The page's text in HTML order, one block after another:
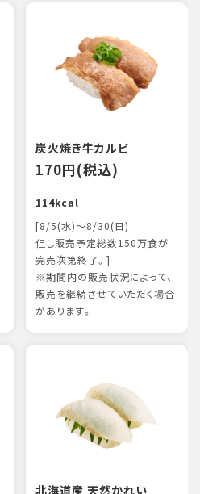
炭火焼き牛カルビ
170円(税込)
114kcal
[8/5(水)～8/30(日)
但し販売予定総数150万食が
完売次第終了。]
※期間内の販売状況によって、
販売を継続させていただく場合
があります。
北海道産 天然かれい